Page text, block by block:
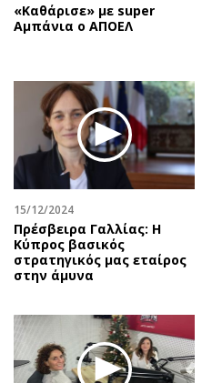
«Καθάρισε» με super
Αμπάνια ο ΑΠΟΕΛ
15/12/2024
Πρέσβειρα Γαλλίας: Η
Κύπρος βασικός
στρατηγικός μας εταίρος
στην άμυνα